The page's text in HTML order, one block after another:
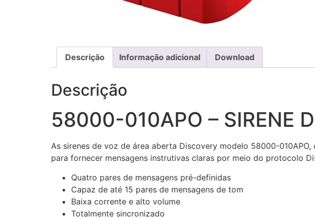
Descrição Informação adicional Download
Descrição
58000-010APO – SIRENE
As sirenes de voz de área aberta Discovery modelo 58000-
para fornecer mensagens instrutivas claras por meio do protocolo
Quatro pares de mensagens pré-definidas
Capaz de até 15 pares de mensagens de tom
Baixa corrente e alto volume
Totalmente sincronizado